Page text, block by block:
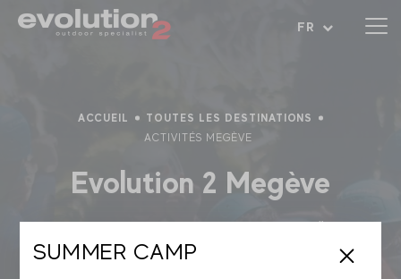
FR
Ouvrir le menu
ACCUEIL
TOUTES LES DESTINATIONS
ACTIVITÉS MEGÈVE
Evolution 2 Megève
Village authentique de haute-savoie, cette station de
SUMMER CAMP